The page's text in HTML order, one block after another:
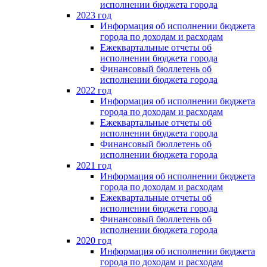
исполнении бюджета города
2023 год
Информация об исполнении бюджета
города по доходам и расходам
Ежеквартальные отчеты об
исполнении бюджета города
Финансовый бюллетень об
исполнении бюджета города
2022 год
Информация об исполнении бюджета
города по доходам и расходам
Ежеквартальные отчеты об
исполнении бюджета города
Финансовый бюллетень об
исполнении бюджета города
2021 год
Информация об исполнении бюджета
города по доходам и расходам
Ежеквартальные отчеты об
исполнении бюджета города
Финансовый бюллетень об
исполнении бюджета города
2020 год
Информация об исполнении бюджета
города по доходам и расходам